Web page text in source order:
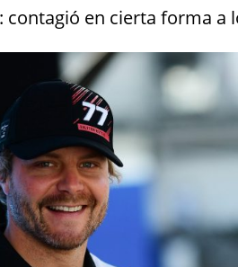
contagió en cierta forma a